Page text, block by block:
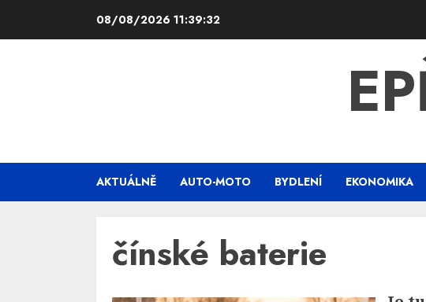
08/08/2026 11:39:33
AKTUÁLNĚ AUTO-MOTO BYDLENÍ EKONOMIKA
čínské baterie